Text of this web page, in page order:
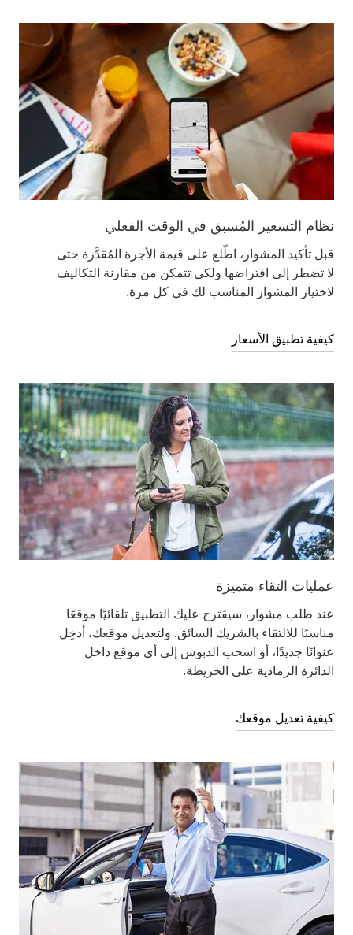
نظام التسعير المُسبق في الوقت الفعلي
قبل تأكيد المشوار، اطّلع على قيمة الأجرة المُقدَّرة حتى
لا تضطر إلى افتراضها ولكي تتمكن من مقارنة التكاليف
لاختيار المشوار المناسب لك في كل مرة.
كيفية تطبيق الأسعار
عمليات التقاء متميزة
عند طلب مشوار، سيقترح عليك التطبيق تلقائيًا موقعًا
مناسبًا للالتقاء بالشريك السائق. ولتعديل موقعك، أدخِل
عنوانًا جديدًا، أو اسحب الدبوس إلى أي موقع داخل
الدائرة الرمادية على الخريطة.
كيفية تعديل موقعك